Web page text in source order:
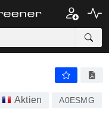
Aktien A0ESMG